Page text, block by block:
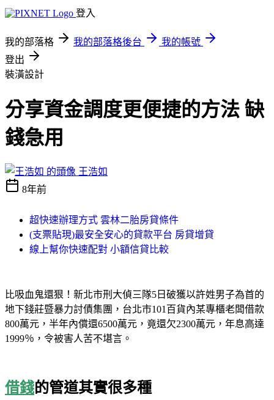
登入
我的部落格 我的部落格後台
我的帳號
登出
裝潢設計
分享資金調度更便捷的方法 缺
錢急用
王浩如
8年前
超快速辦理方式 雲林二胎房貸條件
(支票貼現)最安全安心的貸款平台 房貸增貸
線上幫你快速配對 小額信貸比較
比吸血鬼還狠！新北市刑大偵三隊5日破獲以許姓男子為首的
地下錢莊暨暴力討債集團，台北市101百貨內某專櫃老闆借款
800萬元，半年內償還6500萬元，竟還欠2300萬元，年息高達
1999％，令被害人苦不堪言。
借錢的管道其實很多種